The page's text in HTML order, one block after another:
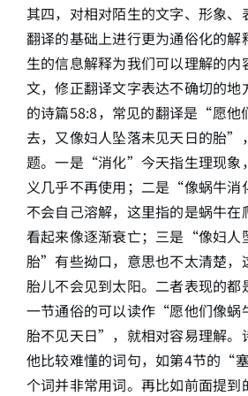
其四，对相对陌生的文字、形象、
翻译的基础上进行更为通俗化的解
生的信息解释为我们可以理解的内
文，修正翻译文字表达不确切的地
的诗篇58:8，常见的翻译是“愿他
去，又像妇人坠落未见天日的胎”
题。一是“消化”今天指生理现象
义几乎不再使用；二是“像蜗牛
不会自己溶解，这里指的是蜗牛在
看起来像逐渐衰亡；三是“像妇人
胎”有些拗口，意思也不太清楚，
胎儿不会见到太阳。二者表现的都
一节通俗的可以读作“愿他们像蜗
胎不见天日”，就相对容易理解。
他比较难懂的词句，如第4节的“
个词并非常用词。再比如前面提